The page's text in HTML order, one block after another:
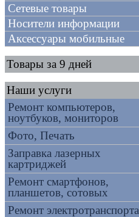
Сетевые товары
Носители информации
Аксессуары мобильные
Товары за 9 дней
Наши услуги
Ремонт компьютеров,
ноутбуков, мониторов
Фото, Печать
Заправка лазерных
картриджей
Ремонт смартфонов,
планшетов, сотовых
Ремонт электротранспорта